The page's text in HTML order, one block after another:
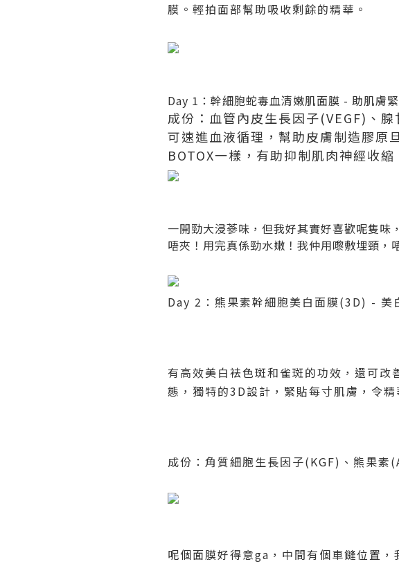
膜。輕拍面部幫助吸收剩餘的精華。
Day 1 ：幹細胞蛇毒血清嫩肌面膜 - 助肌膚
成份：血管內皮生長因子(VEGF) 、腺
可速進血液循理，幫助皮膚制造膠原
BOTOX一樣，有助抑制肌肉神經收縮
一開勁大浸蔘味，但我好其實好喜歡呢隻
唔夾！用完真係勁水嫩！我仲用嚟敷埋頸，
Day 2 ：熊果素幹細胞美白面膜(3D) - 美
有高效美白袪色斑和雀斑的功效，還可
態，獨特的3D設計，緊貼每寸肌膚，令精
成份：角質細胞生長因子(KGF) 、熊果素
呢個面膜好得意ga ，中間有個車鏠位置